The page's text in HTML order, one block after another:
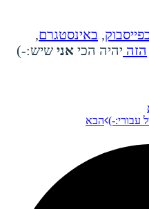
, באינסטגרם,
הזה יהיה הכי אני שיש:-)
עבורי:-) הבא